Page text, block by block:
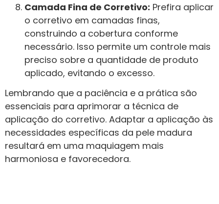
Camada Fina de Corretivo: Prefira aplicar
o corretivo em camadas finas,
construindo a cobertura conforme
necessário. Isso permite um controle mais
preciso sobre a quantidade de produto
aplicado, evitando o excesso.
Lembrando que a paciência e a prática são
essenciais para aprimorar a técnica de
aplicação do corretivo. Adaptar a aplicação às
necessidades específicas da pele madura
resultará em uma maquiagem mais
harmoniosa e favorecedora.